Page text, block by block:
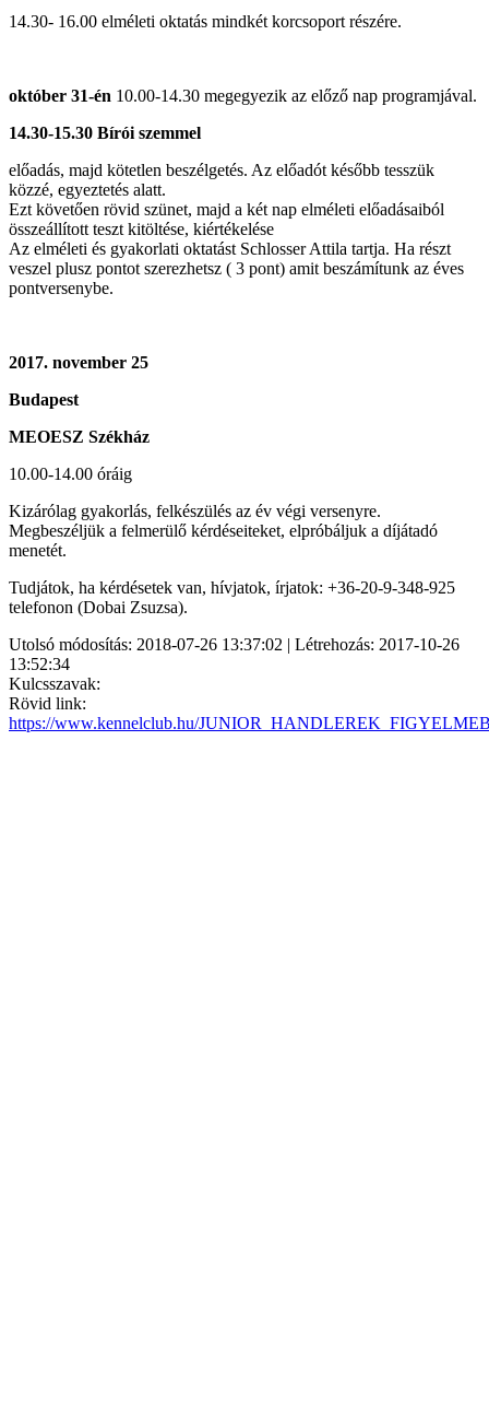
14.30- 16.00 elméleti oktatás mindkét korcsoport részére.
október 31-én 10.00-14.30 megegyezik az előző nap programjával.
14.30-15.30 Bírói szemmel
előadás, majd kötetlen beszélgetés. Az előadót később tesszük
közzé, egyeztetés alatt.
Ezt követően rövid szünet, majd a két nap elméleti előadásaiból
összeállított teszt kitöltése, kiértékelése
Az elméleti és gyakorlati oktatást Schlosser Attila tartja. Ha részt
veszel plusz pontot szerezhetsz ( 3 pont) amit beszámítunk az éves
pontversenybe.
2017. november 25
Budapest
MEOESZ Székház
10.00-14.00 óráig
Kizárólag gyakorlás, felkészülés az év végi versenyre.
Megbeszéljük a felmerülő kérdéseiteket, elpróbáljuk a díjátadó
menetét.
Tudjátok, ha kérdésetek van, hívjatok, írjatok: +36-20-9-348-925
telefonon (Dobai Zsuzsa).
Utolsó módosítás: 2018-07-26 13:37:02 | Létrehozás: 2017-10-26
13:52:34
Kulcsszavak:
Rövid link:
https://www.kennelclub.hu/